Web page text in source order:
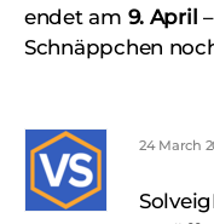
endet am 9. April
Schnäppchen
24 March